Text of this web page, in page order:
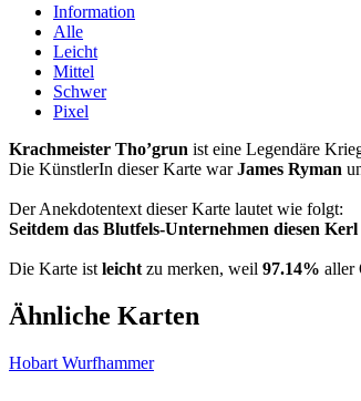
Information
Alle
Leicht
Mittel
Schwer
Pixel
Krachmeister Tho’grun ist eine Legendäre
Die KünstlerIn dieser Karte warJames Ryman
Der Anekdotentext dieser Karte lautet wie folgt:
Seitdem das Blutfels-Unternehmen diesen
Die Karte ist leicht zu merken, weil 97.14% aller
Ähnliche Karten
Hobart Wurfhammer